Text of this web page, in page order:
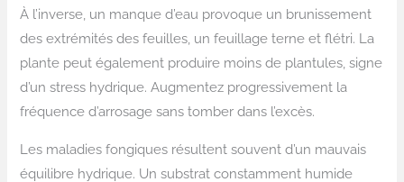
À l’inverse, un manque d’eau provoque un brunissement
des extrémités des feuilles, un feuillage terne et flétri. La
plante peut également produire moins de plantules, signe
d’un stress hydrique. Augmentez progressivement la
fréquence d’arrosage sans tomber dans l’excès.
Les maladies fongiques résultent souvent d’un mauvais
équilibre hydrique. Un substrat constamment humide